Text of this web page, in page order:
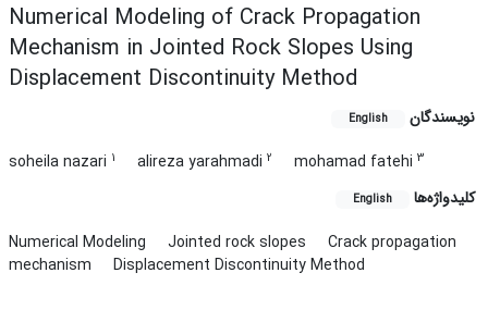
Numerical Modeling of Crack Propagation
Mechanism in Jointed Rock Slopes Using
Displacement Discontinuity Method
نویسندگان English
soheila nazari 1 alireza yarahmadi 2 mohamad fatehi 3
کلیدواژه‌ها English
Numerical Modeling Jointed rock slopes
Crack propagation
mechanism
Displacement Discontinuity Method